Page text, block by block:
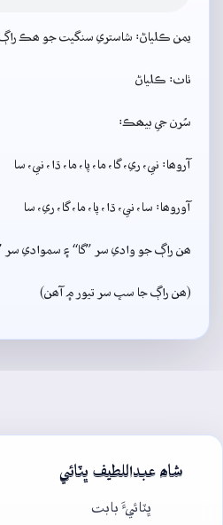
يمن ڪلياڻ: شاستري سنگيت جو ھڪ
ٺاٺ: ڪلياڻ
سُرن جي بيھڪ:
آروھا: ني، ري، گا، ما، پا، ما، ڌا، ني، سا
آوروھا: سا، ني، ڌا، پا، ما، گا، ري، سا
ھن راڳ جو وادي سر ”گا“ ۽ سموادي سر
(ھن راڳ جا سڀ سر تيور ۾ آھن)
شاھ عبداللطيف ڀٽائي
ڀٽائيءَ بابت